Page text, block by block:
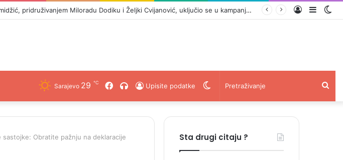
pad režima –„Nije normalno da se u 21. vijeku pravi proslava kad dođe…“ Prijava
Switch
skin
Upisite podatke
Radio
Uživo
Facebook
Sarajevo 29 ℃
Obratite pažnju na deklaracije Sta drugi citaju ?